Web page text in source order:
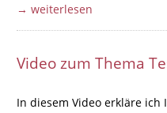
→ weiterlesen
Video zum Thema
In diesem Video erkläre